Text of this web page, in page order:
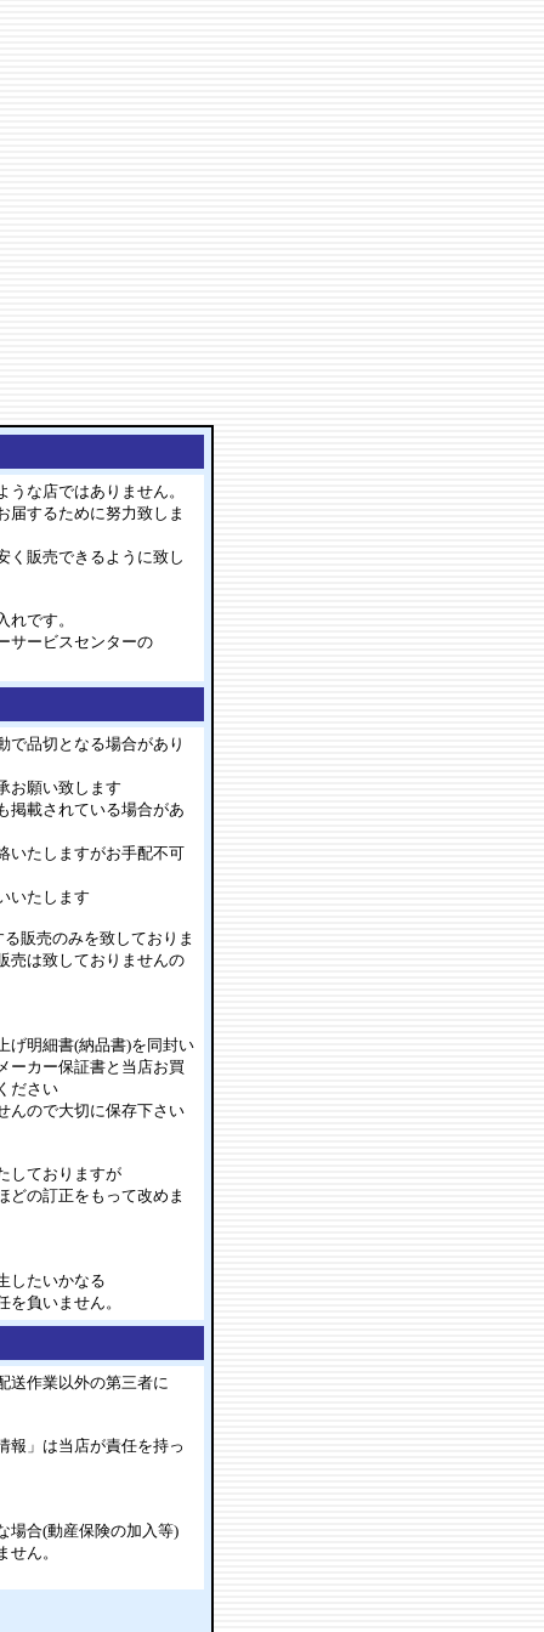
な店ではありません。
届するために努力致しま
く販売できるように致し
です。
サービスセンターの
で品切となる場合があり
お願い致します
掲載されている場合があ
いたしますがお手配不可
いたします
る販売のみを致しておりま
売は致しておりませんの
明細書(納品書)を同封い
ーカー保証書と当店お買
ださい
んので大切に保存下さい
しておりますが
どの訂正をもって改めま
したいかなる
負いません。
送作業以外の第三者に
報」は当店が責任を持っ
合(動産保険の加入等)
ん。